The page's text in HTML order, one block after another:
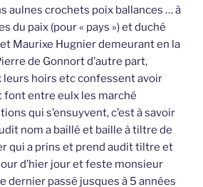
aulnes crochets poix ballances … à
du paix (pour « pays ») et duché
et Maurixe Hugnier demeurant en la
de Gonnort d’autre part,
hoirs etc confessent avoir
font entre eulx les marché
qui s’ensuyvent, c’est à savoir
nom a baillé et baille à tiltre de
qui a prins et prend audit tiltre et
d’hier jour et feste monsieur
dernier passé jusques à 5 années